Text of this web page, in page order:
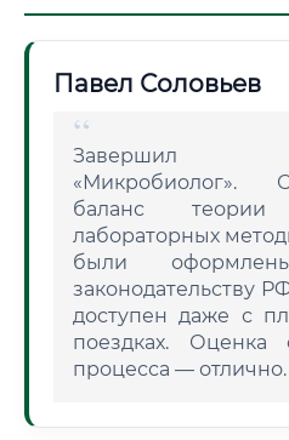
Павел Соловьев
Завершил
«Микробиолог».
баланс
лабораторных
были
законодательству
доступен даже с
поездках. Оценка
процесса — отлично.